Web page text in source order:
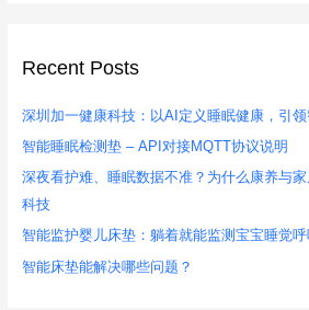
Recent Posts
深圳加一健康科技：以AI定义睡眠健康，引
智能睡眠检测垫 – API对接MQTT协议说明
深夜看护难、睡眠数据不准？为什么康养与
科技
智能监护婴儿床垫：躺着就能监测宝宝睡觉
智能床垫能解决哪些问题？